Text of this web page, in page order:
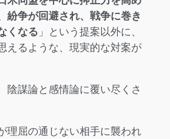
紛争が回避され、戦争に巻き
くなる 」という提案以外に、
えるような、現実的な対案が
陰謀論と感情論に覆い尽くさ
理屈の通じない相手に襲われ